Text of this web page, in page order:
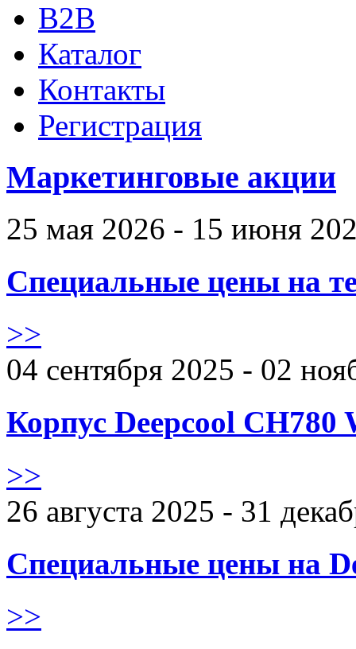
B2B
Каталог
Контакты
Регистрация
Маркетинговые акции
25 мая 2026 - 15 июня
Специальные цены на
>>
04 сентября 2025 - 02
Корпус Deepcool CH780
>>
26 августа 2025 - 31
Специальные цены на
>>